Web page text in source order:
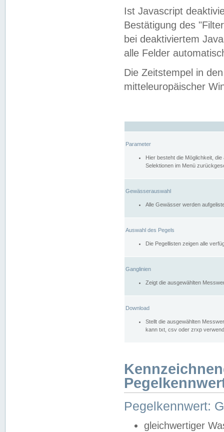
Ist Javascript
Bestätigung des
bei deaktiviertem
alle Felder
Die Zeitstempel in
mitteleuropäischer
Parameter
Hier besteht die Möglichkeit,
Selektionen im Menü
Gewässerauswahl
Alle Gewässer werden
Auswahl des Pegels
Die Pegellisten zeigen alle
Ganglinien
Zeigt die ausgewählten
Download
Stellt die ausgewählten
kann txt, csv oder zrxp
Pegelkennwert:
gleichwertiger